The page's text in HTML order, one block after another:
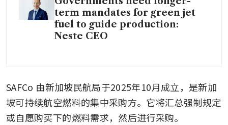
term mandates for green jet
fuel to guide production:
Neste CEO
SAFCo 由新加坡民航局于2025年10月成立，是新加
坡可持续航空燃料的集中采购方。它将汇总强制规定
或自愿购买下的燃料需求，然后进行采购。